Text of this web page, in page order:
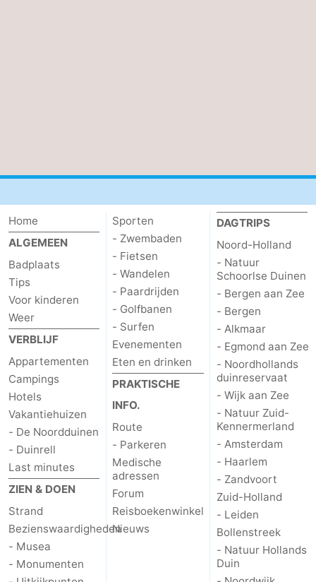
Home
ALGEMEEN
Badplaats
Tips
Voor kinderen
Weer
VERBLIJF
Appartementen
Campings
Hotels
Vakantiehuizen
- De Noordduinen
- Duinrell
Last minutes
ZIEN & DOEN
Strand
Bezienswaardigheden
- Musea
- Monumenten
Sporten
- Zwembaden
- Fietsen
- Wandelen
- Paardrijden
- Golfbanen
- Surfen
Evenementen
Eten en drinken
PRAKTISCHE
INFO.
Route
- Parkeren
Medische
adressen
Forum
Reisboekenwinkel
Nieuws
DAGTRIPS
Noord-Holland
- Natuur
Schoorlse Duinen
- Bergen aan Zee
- Bergen
- Alkmaar
- Egmond aan Zee
- Noordhollands
duinreservaat
- Wijk aan Zee
- Natuur Zuid-
Kennermerland
- Amsterdam
- Haarlem
- Zandvoort
Zuid-Holland
- Leiden
Bollenstreek
- Natuur Hollands
Duin